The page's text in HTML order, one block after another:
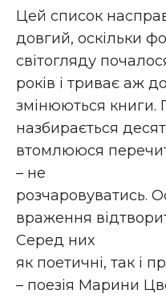
Цей список
довгий, оскільки
світогляду
років і триває аж
змінюються книги.
назбирається
втомлююся
– не
розчаровуватись.
враження
Серед них
як поетичні, так і
– поезія Марини